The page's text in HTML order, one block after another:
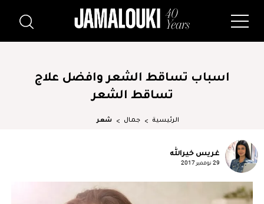
اسباب تساقط الشعر وافضل علاج
تساقط الشعر
الرئيسية جمال شعر
غريس خيرالله
29 نوفمبر 2017